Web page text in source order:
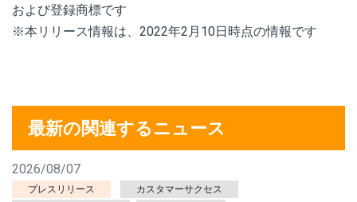
および登録商標です
※本リリース情報は、2022年2月10日時点の情報です
最新の関連するニュース
2026/08/07
プレスリリース
カスタマーサクセス